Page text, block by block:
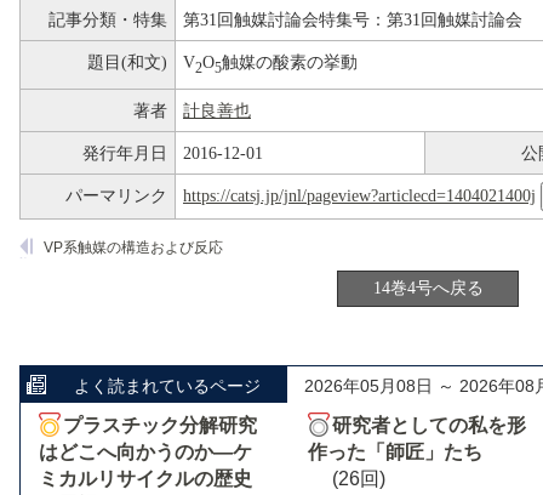
記事分類・特集 第31回触媒討論会特集号：第31回触媒討論会
題目(和文) V2O5触媒の酸素の挙動
著者 計良善也
発行年月日 2016-12-01 公
パーマリンク https://catsj.jp/jnl/pageview?articlecd=1404021400j
VP系触媒の構造および反応
14巻4号へ戻る
よく読まれているページ 2026年05月08日 ～ 2026年08
プラスチック分解研究
はどこへ向かうのか―ケ
ミカルリサイクルの歴史
研究者としての私を形
作った「師匠」たち
(26回)